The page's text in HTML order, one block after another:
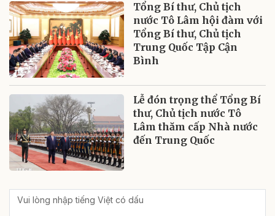
Tổng Bí thư, Chủ tịch
nước Tô Lâm hội đàm với
Tổng Bí thư, Chủ tịch
Trung Quốc Tập Cận
Bình
Lễ đón trọng thể Tổng Bí
thư, Chủ tịch nước Tô
Lâm thăm cấp Nhà nước
đến Trung Quốc